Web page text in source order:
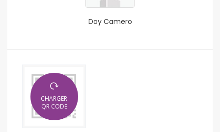
Doy Camero
CHARGER
QR CODE